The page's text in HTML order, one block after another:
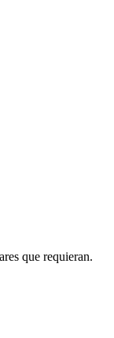
que requieran.